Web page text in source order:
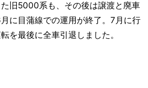
旧5000系も、その後は譲渡と廃車
に目蒲線での運用が終了。7月に行
を最後に全車引退しました。